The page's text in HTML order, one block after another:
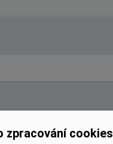
zpracování cookies